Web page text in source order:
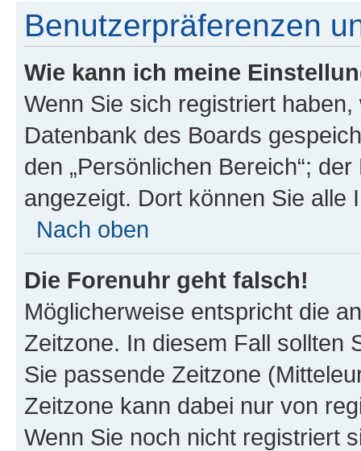
Benutzerpräferenzen
Wie kann ich meine
Wenn Sie sich registriert
Datenbank des Boards
den „Persönlichen Bereich“;
angezeigt. Dort können Sie alle
Nach oben
Die Forenuhr geht falsch!
Möglicherweise entspricht die
Zeitzone. In diesem Fall sollten
Sie passende Zeitzone
Zeitzone kann dabei nur von
Wenn Sie noch nicht registriert